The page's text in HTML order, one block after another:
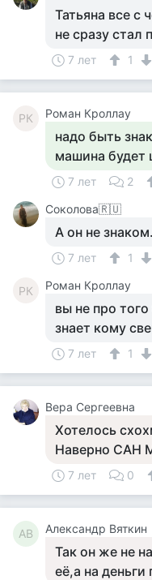
Татьяна все с
не сразу стал
7 лет 1
РК Роман Кроллау
надо быть
машина будет
7 лет 2
Соколова🇷🇺
А он не
7 лет 1
РК Роман Кроллау
вы не про
знает кому
7 лет 1
Вера Сергеевна
Хотелось
Наверно САН
7 лет 0
АВ Александр Вяткин
Так он же не
её,а на